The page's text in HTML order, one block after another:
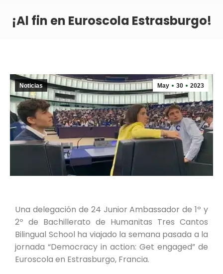
¡Al fin en Euroscola Estrasburgo!
May 30 2023
Noticias
Una delegación de 24 Junior Ambassador de 1º y
2º de Bachillerato de Humanitas Tres Cantos
Bilingual School ha viajado la semana pasada a la
jornada “Democracy in action: Get engaged” de
Euroscola en Estrasburgo, Francia.